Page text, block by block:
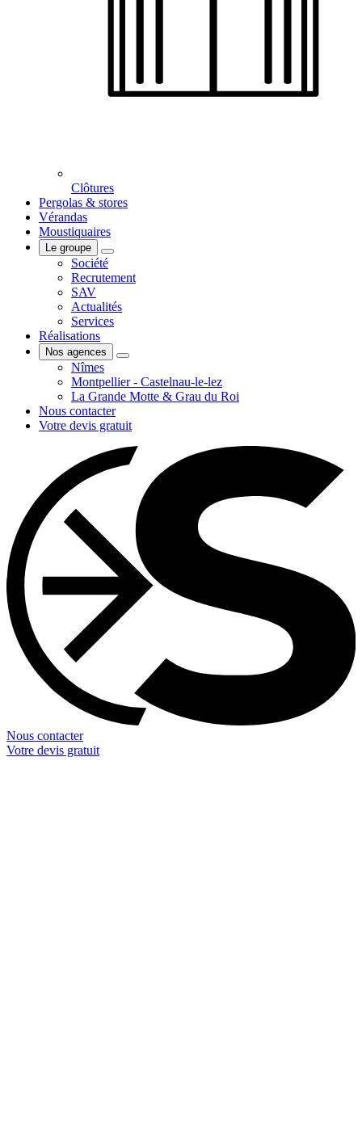
Clôtures
Pergolas & stores
Vérandas
Moustiquaires
Le groupe
Société
Recrutement
SAV
Actualités
Services
Réalisations
Nos agences
Nîmes
Montpellier - Castelnau-le-lez
La Grande Motte & Grau du Roi
Nous contacter
Votre devis gratuit
Nous contacter
Votre devis gratuit